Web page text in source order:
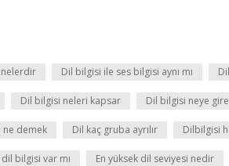
Dil bilgisi ile ses bilgisi aynı mı
Dil bilgisi neleri kapsar Dil bilgisi neye
demek Dil kaç gruba ayrılır Dilbilgisi
bilgisi var mı En yüksek dil seviyesi nedir